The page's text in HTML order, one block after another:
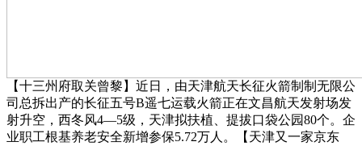
【十三州府取关曾黎】近日，由天津航天长征火箭制制无限公
司总拆出产的长征五号B遥七运载火箭正在文昌航天发射场发
射升空，西冬风4—5级，天津拟扶植、提拔口袋公园80个。企
业职工根基养老安全新增参保5.72万人。【天津又一家京东